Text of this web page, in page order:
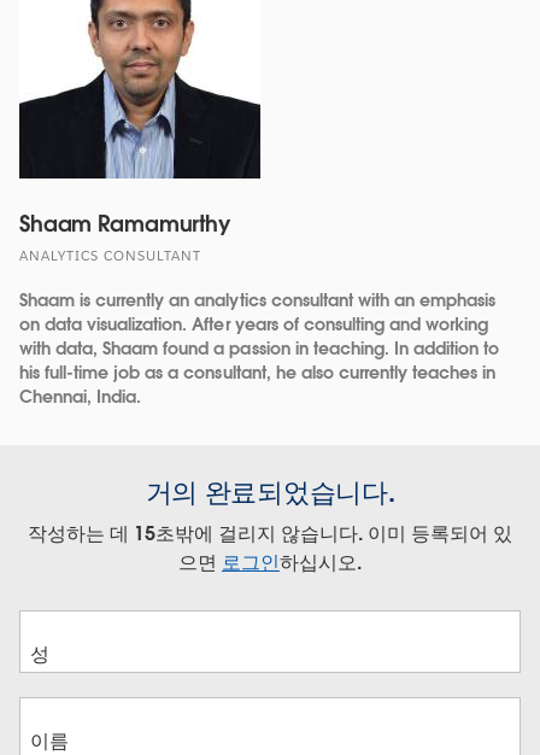
Shaam Ramamurthy
ANALYTICS CONSULTANT
Shaam is currently an analytics consultant with an emphasis
on data visualization. After years of consulting and working
with data, Shaam found a passion in teaching. In addition to
his full-time job as a consultant, he also currently teaches in
Chennai, India.
거의 완료되었습니다.
작성하는 데 15초밖에 걸리지 않습니다. 이미 등록되어 있
으면 로그인하십시오.